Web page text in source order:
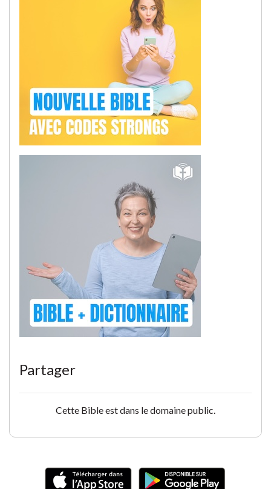
Partager
Cette Bible est dans le domaine public.